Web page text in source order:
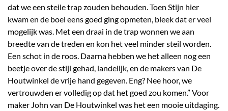
dat we een steile trap zouden behouden. Toen Stijn hier
kwam en de boel eens goed ging opmeten, bleek dat er veel
mogelijk was. Met een draai in de trap wonnen we aan
breedte van de treden en kon het veel minder steil worden.
Een schot in de roos. Daarna hebben we het alleen nog een
beetje over de stijl gehad, landelijk, en de makers van De
Houtwinkel de vrije hand gegeven. Eng? Nee hoor, we
vertrouwden er volledig op dat het goed zou komen.” Voor
maker John van De Houtwinkel was het een mooie uitdaging.